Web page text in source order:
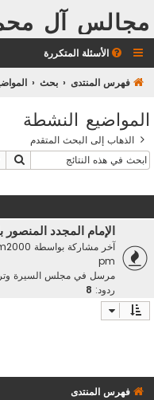
مجالس آل
الأسئلة المتكررة
فهرس المنتدى بحث
المواضيع النشطة
الذهاب إلى البحث المتقدم
الإمام المجدد
آخر مشاركة بواسطة
pm
مرسل في مجلس السيرة
ردود: 8
فهرس المنتدى